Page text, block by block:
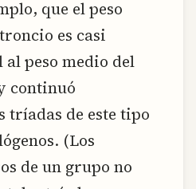
que el peso
es casi
peso medio del
continuó
tríadas de este tipo
(Los
de un grupo no